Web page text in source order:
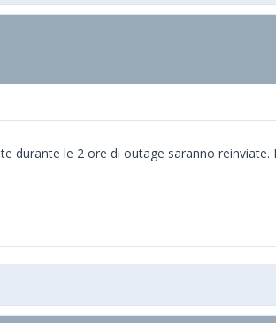
durante le 2 ore di outage saranno reinviate.